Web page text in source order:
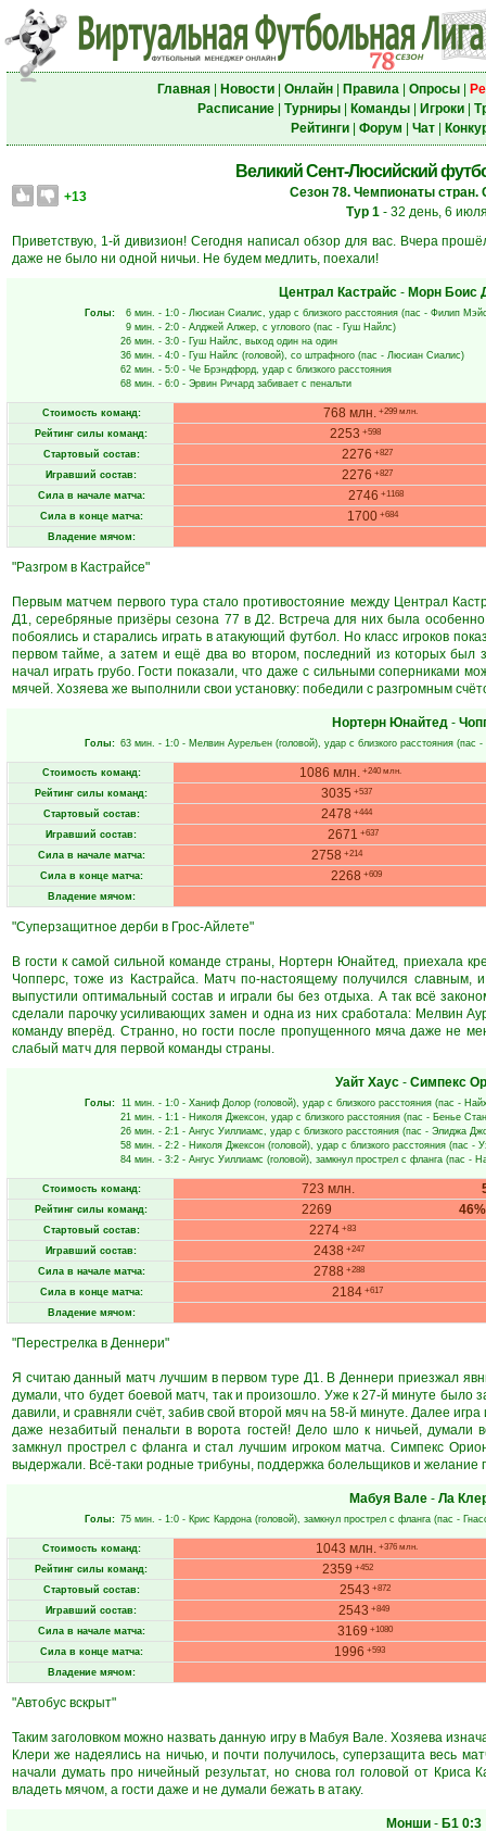
Главная| Новости| Онлайн| Правила| Опросы|
Расписание| Турниры| Команды| Игроки|
Рейтинги| Форум Чат|
Великий Сент-Люсийский
+13
Сезон 78. Чемпионаты стран.
Тур 1 - 32 день, 6
Приветствую, 1-й дивизион! Сегодня написал обзор для вас. Вчера
даже не было ни одной ничьи. Не будем медлить, поехали!
Централ Кастрайс- Морн Боис
Голы: 6 мин. - 1:0 - Люсиан Сиалис, удар с близкого расстояния (пас - Филип
9 мин. - 2:0 - Алджей Алжер, с углового (пас - Гуш Найлс)
26 мин. - 3:0 - Гуш Найлс, выход один на один
36 мин. - 4:0 - Гуш Найлс (головой), со штрафного (пас - Люсиан Сиалис)
62 мин. - 5:0 - Че Брэндфорд, удар с близкого расстояния
68 мин. - 6:0 - Эрвин Ричард забивает с пенальти
Стоимость команд: 768 млн. +299 млн.
Рейтинг силы команд: 2253 +598
Стартовый состав: 2276 +827
Игравший состав: 2276 +827
Сила в начале матча: 2746 +1168
Сила в конце матча: 1700+684
Владение мячом:
"Разгром в Кастрайсе"
Первым матчем первого тура стало противостояние между Централ
Д1, серебряные призёры сезона 77 в Д2. Встреча для них была особенно
побоялись и старались играть в атакующий футбол. Но класс игроков
первом тайме, а затем и ещё два во втором, последний из которых был
начал играть грубо. Гости показали, что даже с сильными соперниками
мячей. Хозяева же выполнили свои установку: победили с разгромным
Нортерн Юнайтед -
Голы: 63 мин. - 1:0 - Мелвин Аурельен (головой), удар с близкого расстояния (пас -
Стоимость команд: 1086 млн. +240 млн.
Рейтинг силы команд: 3035 +537
Стартовый состав: 2478 +444
Игравший состав: 2671 +637
Сила в начале матча: 2758 +214
Сила в конце матча: 2268 +609
Владение мячом:
"Суперзащитное дерби в Грос-Айлете"
В гости к самой сильной команде страны, Нортерн Юнайтед, приехала
Чопперс, тоже из Кастрайса. Матч по-настоящему получился славным,
выпустили оптимальный состав и играли бы без отдыха. А так всё
сделали парочку усиливающих замен и одна из них сработала: Мелвин
команду вперёд. Странно, но гости после пропущенного мяча даже не
слабый матч для первой команды страны.
Уайт Хаус - Симпекс
Голы: 11 мин. - 1:0 - Ханиф Долор (головой), удар с близкого расстояния (пас -
21 мин. - 1:1 - Николя Джексон, удар с близкого расстояния (пас - Бенье
26 мин. - 2:1 - Ангус Уиллиамс, удар с близкого расстояния (пас - Элиджа
58 мин. - 2:2 - Николя Джексон (головой), удар с близкого расстояния (пас -
84 мин. - 3:2 - Ангус Уиллиамс (головой), замкнул прострел с фланга (пас -
Стоимость команд: 723 млн.
Рейтинг силы команд: 46%
2269
Стартовый состав: 2274 +83
Игравший состав: 2438 +247
Сила в начале матча: 2788 +288
Сила в конце матча: 2184 +617
Владение мячом:
"Перестрелка в Деннери"
Я считаю данный матч лучшим в первом туре Д1. В Деннери приезжал
думали, что будет боевой матч, так и произошло. Уже к 27-й минуте было
давили, и сравняли счёт, забив свой второй мяч на 58-й минуте. Далее
даже незабитый пенальти в ворота гостей! Дело шло к ничьей, думали
замкнул прострел с фланга и стал лучшим игроком матча. Симпекс
выдержали. Всё-таки родные трибуны, поддержка болельщиков и желание
Мабуя Вале- Ла
Голы: 75 мин. - 1:0 - Крис Кардона (головой), замкнул прострел с фланга (пас -
Стоимость команд: 1043 млн. +376 млн.
Рейтинг силы команд: 2359 +452
Стартовый состав: 2543 +872
Игравший состав: 2543 +849
Сила в начале матча: 3169 +1080
Сила в конце матча: 1996 +593
Владение мячом:
"Автобус вскрыт"
Таким заголовком можно назвать данную игру в Мабуя Вале. Хозяева
Клери же надеялись на ничью, и почти получилось, суперзащита весь
начали думать про ничейный результат, но снова гол головой от
владеть мячом, а гости даже и не думали бежать в атаку.
Монши - Б1 0:3